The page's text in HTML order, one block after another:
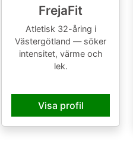
FrejaFit
Atletisk 32-åring i
Västergötland — söker
intensitet, värme och
lek.
Visa profil